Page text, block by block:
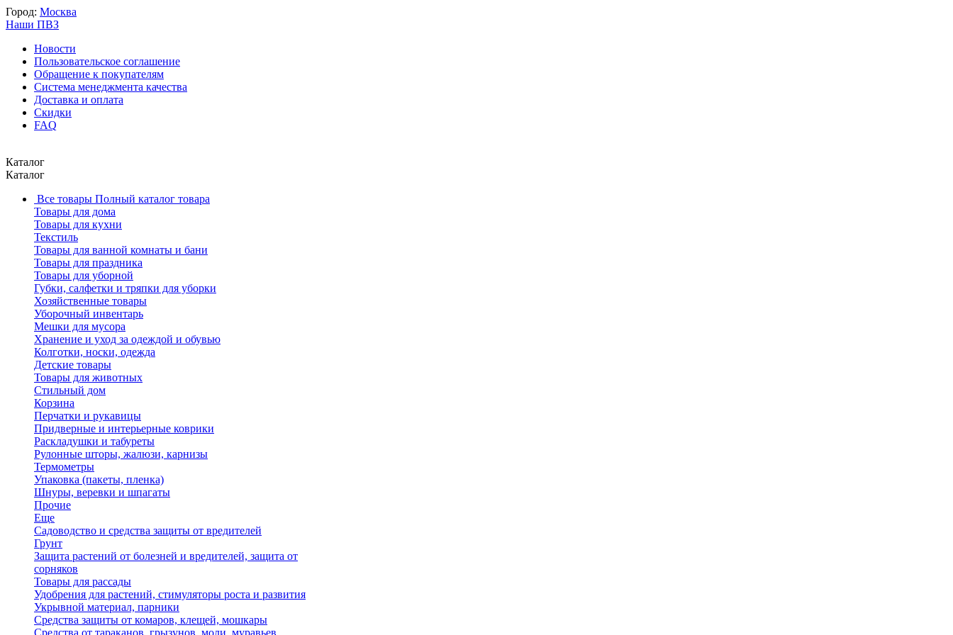
Город: Москва
Наши ПВЗ
Новости
Пользовательское соглашение
Обращение к покупателям
Система менеджмента качества
Доставка и оплата
Скидки
FAQ
Каталог
Каталог
Все товары Полный каталог товара
Товары для дома
Товары для кухни
Текстиль
Товары для ванной комнаты и бани
Товары для праздника
Товары для уборной
Губки, салфетки и тряпки для уборки
Хозяйственные товары
Уборочный инвентарь
Мешки для мусора
Хранение и уход за одеждой и обувью
Колготки, носки, одежда
Детские товары
Товары для животных
Стильный дом
Корзина
Перчатки и рукавицы
Придверные и интерьерные коврики
Раскладушки и табуреты
Рулонные шторы, жалюзи, карнизы
Термометры
Упаковка (пакеты, пленка)
Шнуры, веревки и шпагаты
Прочие
Еще
Садоводство и средства защиты от вредителей
Грунт
Защита растений от болезней и вредителей, защита от
сорняков
Товары для рассады
Удобрения для растений, стимуляторы роста и развития
Укрывной материал, парники
Средства защиты от комаров, клещей, мошкары
Средства от тараканов, грызунов, моли, муравьев